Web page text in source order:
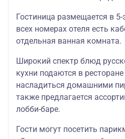
Гостиница размещается в
всех номерах отеля есть
отдельная ванная комната.
Широкий спектр блюд
кухни подаются в
насладиться домашними
также предлагается
лобби-баре.
Гости могут посетить